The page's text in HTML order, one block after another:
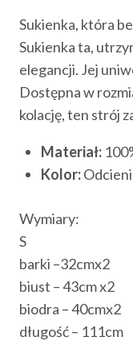
Sukienka, która
Sukienka ta,
elegancji. Jej
Dostępna w
kolację, ten strój
Materiał:
Kolor:
Wymiary:
S
barki –32cmx2
biust – 43cm x2
biodra – 40cmx2
długość – 111cm